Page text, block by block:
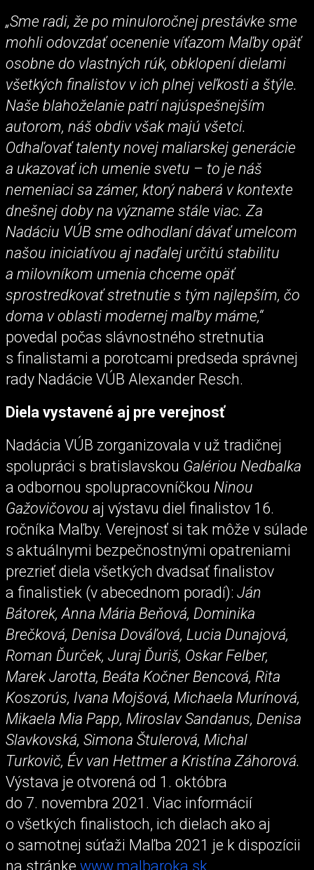
„Sme radi, že po minuloročnej prestávke sme
mohli odovzdať ocenenie víťazom Maľby opäť
osobne do vlastných rúk, obklopení dielami
všetkých finalistov v ich plnej veľkosti a štýle.
Naše blahoželanie patrí najúspešnejším
autorom, náš obdiv však majú všetci.
Odhaľovať talenty novej maliarskej generácie
a ukazovať ich umenie svetu – to je náš
nemeniaci sa zámer, ktorý naberá v kontexte
dnešnej doby na význame stále viac. Za
Nadáciu VÚB sme odhodlaní dávať umelcom
našou iniciatívou aj naďalej určitú stabilitu
a milovníkom umenia chceme opäť
sprostredkovať stretnutie s tým najlepším, čo
doma v oblasti modernej maľby máme,“
povedal počas slávnostného stretnutia
s finalistami a porotcami predseda správnej
rady Nadácie VÚB Alexander Resch.
Diela vystavené aj pre verejnosť
Nadácia VÚB zorganizovala v už tradičnej
spolupráci s bratislavskou Galériou Nedbalka
a odbornou spolupracovníčkou Ninou
Gažovičovou aj výstavu diel finalistov 16.
ročníka Maľby. Verejnosť si tak môže v súlade
s aktuálnymi bezpečnostnými opatreniami
prezrieť diela všetkých dvadsať finalistov
a finalistiek (v abecednom poradí): Ján
Bátorek, Anna Mária Beňová, Dominika
Brečková, Denisa Dováľová, Lucia Dunajová,
Roman Ďurček, Juraj Ďuriš, Oskar Felber,
Marek Jarotta, Beáta Kočner Bencová, Rita
Koszorús, Ivana Mojšová, Michaela Murínová,
Mikaela Mia Papp, Miroslav Sandanus, Denisa
Slavkovská, Simona Štulerová, Michal
Turkovič, Év van Hettmer a Kristína Záhorová.
Výstava je otvorená od 1. októbra
do 7. novembra 2021. Viac informácií
o všetkých finalistoch, ich dielach ako aj
o samotnej súťaži Maľba 2021 je k dispozícii
na stránke www.malbaroka.sk.